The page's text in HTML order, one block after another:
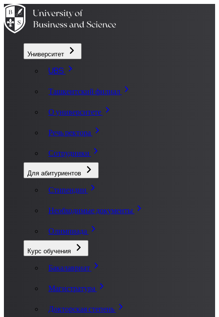
Университет
UBS
Ташкентский филиал
О университете
Речь ректора
Сотрудники
Для абитуриентов
Стипендии
Необходимые документы
Олимпиада
Курс обучения
Бакалавриат
Магистратура
Докторская степень